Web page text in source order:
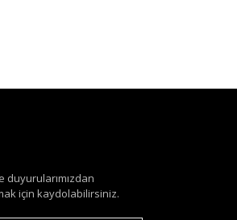
duyurularımızdan
için kaydolabilirsiniz.